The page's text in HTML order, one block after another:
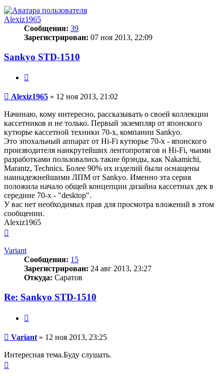
Alexiz1965
Сообщения: 39
Зарегистрирован: 07 ноя 2013, 22:09
Sankyo STD-1510
Сообщение
Alexiz1965 » 12 ноя 2013, 21:02
Начинаю, кому интересно, рассказывать о своей коллекции
кассетников и не только. Первый экземпляр от японского
кутюрье кассетной техники 70-х, компании Sankyo.
Это эпохальный аппарат от Hi-Fi кутюрье 70-х - японского
производителя наикрутейших лентопротягов и Hi-Fi, чьими
разработками пользовались такие брэнды, как Nakamichi,
Marantz, Technics. Более 90% их изделий были оснащены
наинадежнейшими ЛПМ от Sankyo. Именно эта серия
положила начало общей концепции дизайна кассетных дек в
середине 70-х - "desktop".
У вас нет необходимых прав для просмотра вложений в этом
сообщении.
Alexiz1965
началу
Variant
Сообщения: 15
Зарегистрирован: 24 авг 2013, 23:27
Откуда: Саратов
Re: Sankyo STD-1510
Сообщение
Variant » 12 ноя 2013, 23:25
Интересная тема.Буду слушать.